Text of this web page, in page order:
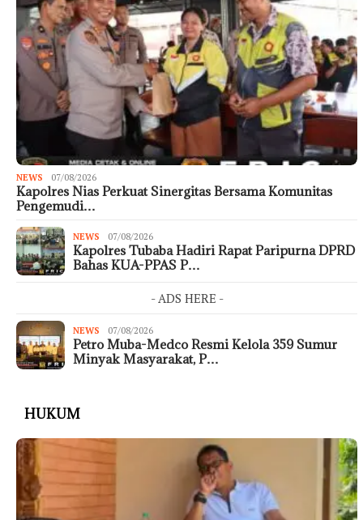
NEWS 07/08/2026
Kapolres Nias Perkuat Sinergitas Bersama Komunitas
Pengemudi…
NEWS 07/08/2026
Kapolres Tubaba Hadiri Rapat Paripurna DPRD
Bahas KUA-PPAS P…
- ADS HERE -
NEWS 07/08/2026
Petro Muba-Medco Resmi Kelola 359 Sumur
Minyak Masyarakat, P…
HUKUM